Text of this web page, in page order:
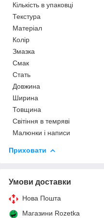
Кількість в упаковці
Текстура
Матеріал
Колір
Змазка
Смак
Стать
Довжина
Ширина
Товщина
Світіння в темряві
Малюнки і написи
Приховати
Умови доставки
Нова Пошта
Магазини Rozetka